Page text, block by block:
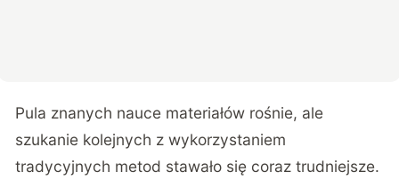
Pula znanych nauce materiałów rośnie, ale
szukanie kolejnych z wykorzystaniem
tradycyjnych metod stawało się coraz trudniejsze.